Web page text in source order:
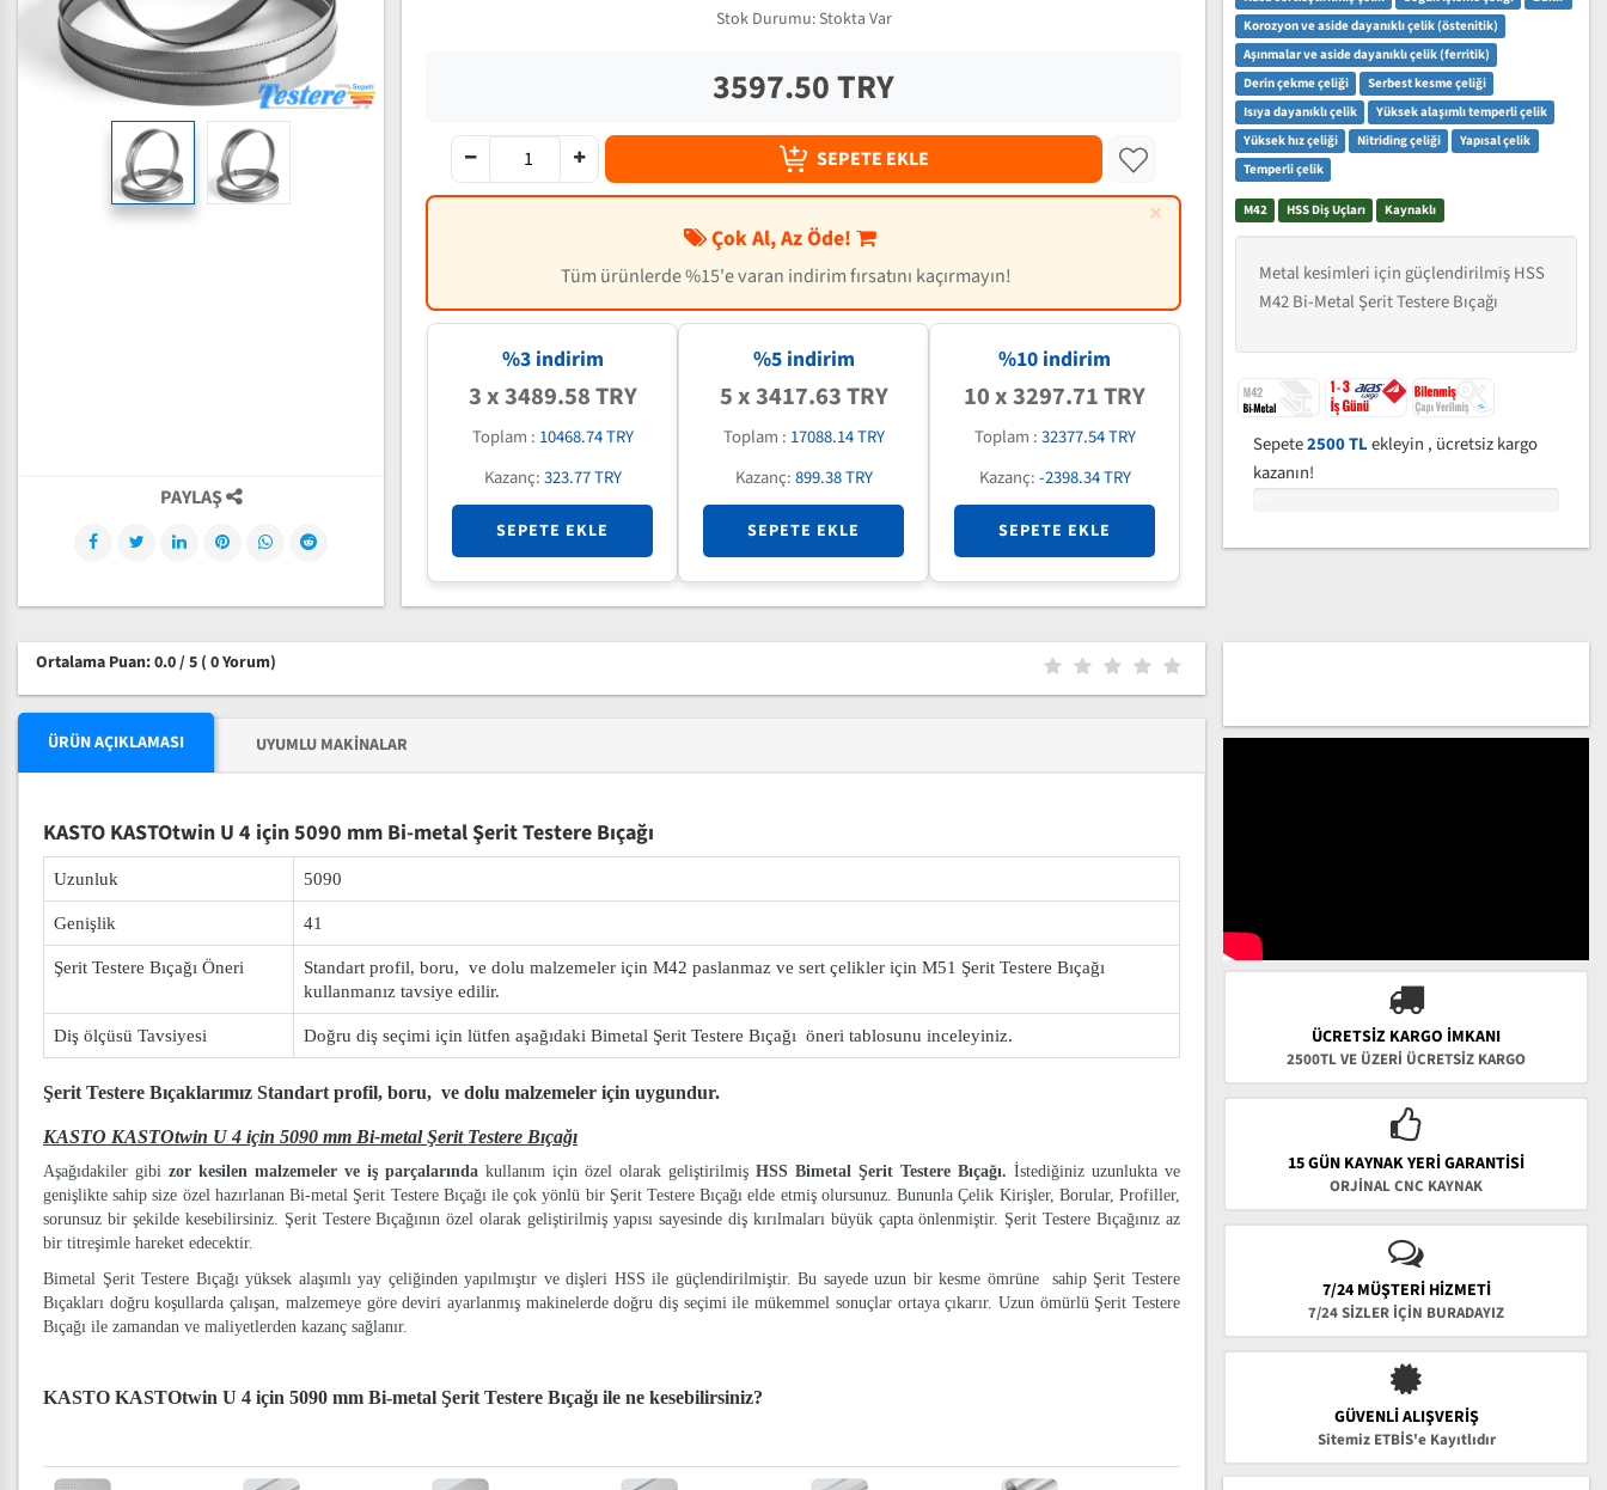
Stok Durumu: Stokta Var
3597.50 TRY
SEPETE EKLE
×
Çok Al, Az Öde!
Tüm ürünlerde %15'e varan indirim fırsatını kaçırmayın!
%3 indirim
3 x 3489.58 TRY
Toplam : 10468.74 TRY
Kazanç:323.77 TRY
SEPETE EKLE
%5 indirim
5 x 3417.63 TRY
Toplam : 17088.14 TRY
Kazanç:899.38 TRY
SEPETE EKLE
%10 indirim
10 x 3297.71 TRY
Toplam :32377.54 TRY
Kazanç:-2398.34 TRY
SEPETE EKLE
PAYLAŞ
Korozyon ve aside dayanıklı çelik (östenitik)
Aşınmalar ve aside dayanıklı çelik (ferritik)
Derin çekme çeliği
Serbest kesme çeliği
Isıya dayanıklı çelik
Yüksek alaşımlı temperli çelik
Yüksek hız çeliği
Nitriding çeliği
Yapısal çelik
Temperli çelik
M42 HSS Diş Uçları Kaynaklı
Metal kesimleri için güçlendirilmiş HSS
M42 Bi-Metal Şerit Testere Bıçağı
Sepete2500 TLekleyin , ücretsiz kargo
kazanın!
Ortalama Puan: 0.0 / 5 ( 0 Yorum)
ÜRÜN AÇIKLAMASI UYUMLU MAKINALAR
KASTO KASTOtwin U 4 için 5090 mm Bi-metal Şerit Testere Bıçağı
Uzunluk 5090
Genişlik 41
Şerit Testere Bıçağı Öneri
Standart profil, boru, ve dolu malzemeler için M42 paslanmaz ve sert çelikler için M51 Şerit Testere Bıçağı
kullanmanız tavsiye edilir.
Diş ölçüsü Tavsiyesi Doğru diş seçimi için lütfen aşağıdaki Bimetal Şerit Testere Bıçağı öneri tablosunu inceleyiniz.
Şerit Testere Bıçaklarımız Standart profil, boru, ve dolu malzemeler için uygundur.
KASTO KASTOtwin U 4 için 5090 mm Bi-metal Şerit Testere Bıçağı
Aşağıdakiler gibi zor kesilen malzemeler ve iş parçalarında kullanım için özel olarak geliştirilmiş HSS Bimetal Şerit Testere Bıçağı. İstediğiniz uzunlukta ve
genişlikte sahip size özel hazırlanan Bi-metal Şerit Testere Bıçağı ile çok yönlü bir Şerit Testere Bıçağı elde etmiş olursunuz. Bununla Çelik Kirişler, Borular, Profiller,
sorunsuz bir şekilde kesebilirsiniz. Şerit Testere Bıçağının özel olarak geliştirilmiş yapısı sayesinde diş kırılmaları büyük çapta önlenmiştir. Şerit Testere Bıçağınız az
bir titreşimle hareket edecektir.
Bimetal Şerit Testere Bıçağı yüksek alaşımlı yay çeliğinden yapılmıştır ve dişleri HSS ile güçlendirilmiştir. Bu sayede uzun bir kesme ömrüne sahip Şerit Testere
Bıçakları doğru koşullarda çalışan, malzemeye göre deviri ayarlanmış makinelerde doğru diş seçimi ile mükemmel sonuçlar ortaya çıkarır. Uzun ömürlü Şerit Testere
Bıçağı ile zamandan ve maliyetlerden kazanç sağlanır.
KASTO KASTOtwin U 4 için 5090 mm Bi-metal Şerit Testere Bıçağı ile ne kesebilirsiniz?
ÜCRETSIZ KARGO İMKANI
2500TL VE ÜZERİ ÜCRETSİZ KARGO
15 GÜN KAYNAK YERI GARANTISI
ORJİNAL CNC KAYNAK
7/24 MÜŞTERİ HİZMETİ
7/24 SİZLER İÇİN BURADAYIZ
GÜVENLI ALIŞVERIŞ
Sitemiz ETBİS'e Kayıtlıdır